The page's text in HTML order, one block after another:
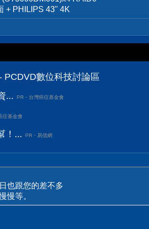
+ PHILIPS 43" 4K
PCDVD數位科技討論區
...
PR・台灣癌症基金會
症基金會
！... PR・易借網
也跟您的差不多
慢等。